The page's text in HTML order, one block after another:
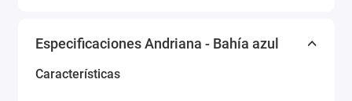
Especificaciones Andriana - Bahía azul
Características